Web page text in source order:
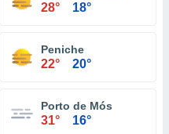
28° 18°
Peniche
22° 20°
Porto de Mós
31° 16°